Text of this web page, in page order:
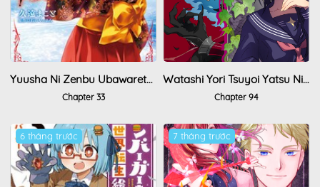
Yuusha Ni Zenbu Ubawareta Ore Wa Yuusha No Hahaoya To Party Wo Kumimashita!
Chapter 33
Watashi Yori Tsuyoi Yatsu Ni Ai Ni Gendai Ni Iku
Chapter 94
6 tháng trước 7 tháng trước